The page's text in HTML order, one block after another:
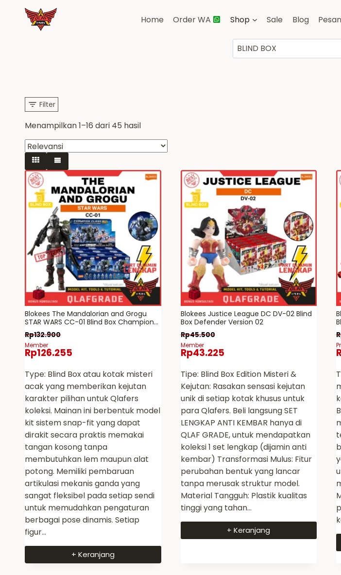
Home Order WA Shop Sale Blog
Pencarian
untuk:
Filter
Menampilkan 1–16 dari 45 hasilDiurutkan
menurut
yang
Blokees The Mandalorian and Grogu
STAR WARS CC-01 Blind Box Champion
Class LITE
Rp132.900
Member
Rp126.255
Type: Blind Box atau kotak misteri
acak yang memberikan kejutan
karakter pilihan untuk Qlafers
koleksi. Mainan ini berbentuk model
kit sistem snap-fit yang dapat
dirakit secara praktis memakai
tangan kosong tanpa
membutuhkan lem maupun alat
potong. Memiliki pembaruan
artikulasi mekanis ganda yang
sangat fleksibel pada setiap sendi
untuk memudahkan pengaturan
berbagai pose dinamis. Setiap
figur…
+ Keranjang
Blokees Justice League DC DV-02 Blind
Box Defender Version 02
Rp45.500
Member
Rp43.225
Tipe: Blind Box Edition Misteri &
Kejutan: Rasakan sensasi kejutan
unik di setiap kotak khusus untuk
para Qlafers. Beli langsung SET
LENGKAP ANTI KEMBAR hanya di
QLAF GRADE, untuk mendapatkan
koleksi 1 set lengkap (dijamin anti
kembar) Transformasi Mulus: Fitur
perubahan bentuk yang lancar
tanpa merusak struktur model.
Material Tangguh: Plastik kualitas
tinggi yang tahan…
+ Keranjang